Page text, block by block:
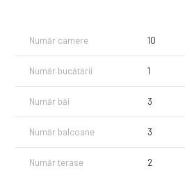
Număr camere 10
Număr bucătării 1
Număr băi 3
Număr balcoane 3
Număr terase 2